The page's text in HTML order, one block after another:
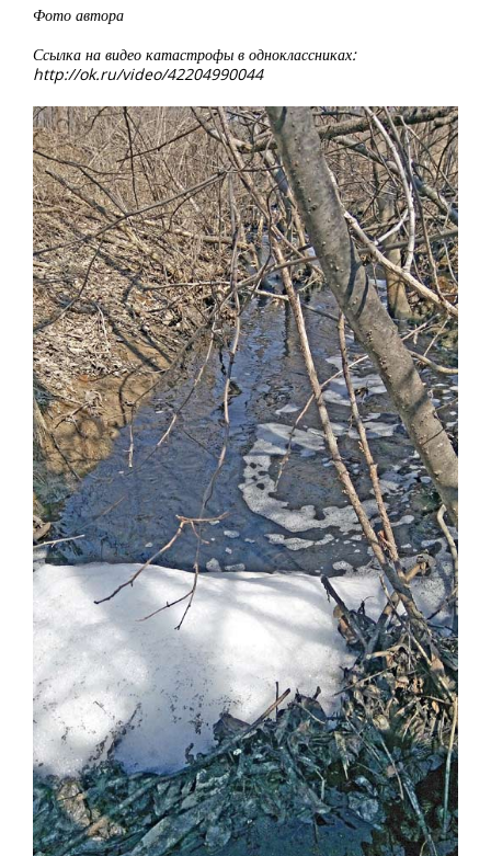
Фото автора
Ссылка на видео катастрофы в одноклассниках:
http://ok.ru/video/42204990044